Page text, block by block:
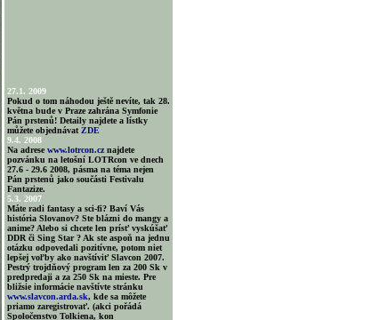
27.1. 2009
Pokud o tom náhodou ještě nevíte, tak 28.
května bude v Praze zahrána Symfonie
Pán prstenů! Detaily najdete a lístky
můžete objednávat ZDE
9.4. 2008
Na adrese www.lotrcon.cznajdete
pozvánku na letošní LOTRcon ve dnech
27.6 - 29.6 2008, pásma na téma nejen
Pán prstenů jako součásti Festivalu
Fantazize.
5.3. 2007
Máte radi fantasy a sci-fi? Baví Vás
história Slovanov? Ste blázni do mangy a
anime? Alebo si chcete len prísť vyskúšať
DDR či Sing Star ? Ak ste aspoň na jednu
otázku odpovedali pozitívne, potom niet
lepšej voľby ako navštíviť Slavcon 2007.
Pestrý trojdňový program len za 200 Sk v
predpredaji a za 250 Sk na mieste. Pre
bližsie informácie navštívte stránku
www.slavcon.arda.sk, kde sa môžete
priamo zaregistrovať. (akci pořádá
Spoločenstvo Tolkiena, kon